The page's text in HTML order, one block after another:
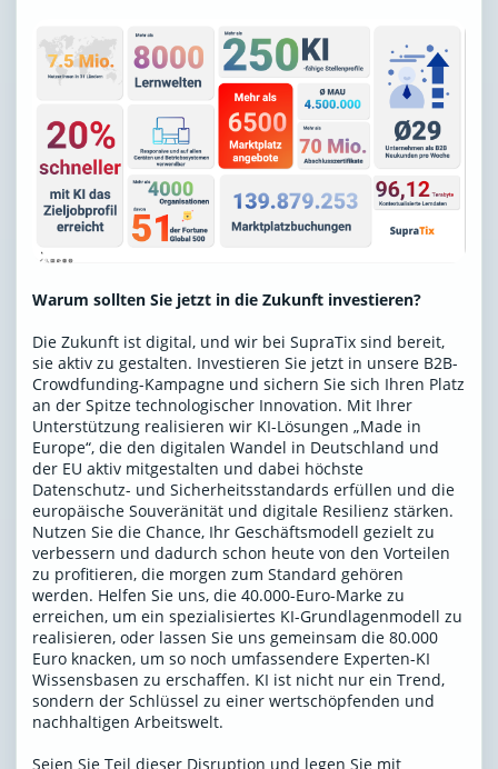
Warum sollten Sie jetzt in die Zukunft investieren?
Die Zukunft ist digital, und wir bei SupraTix sind bereit,
sie aktiv zu gestalten. Investieren Sie jetzt in unsere B2B-
Crowdfunding-Kampagne und sichern Sie sich Ihren Platz
an der Spitze technologischer Innovation. Mit Ihrer
Unterstützung realisieren wir KI-Lösungen „Made in
Europe“, die den digitalen Wandel in Deutschland und
der EU aktiv mitgestalten und dabei höchste
Datenschutz- und Sicherheitsstandards erfüllen und die
europäische Souveränität und digitale Resilienz stärken.
Nutzen Sie die Chance, Ihr Geschäftsmodell gezielt zu
verbessern und dadurch schon heute von den Vorteilen
zu profitieren, die morgen zum Standard gehören
werden. Helfen Sie uns, die 40.000-Euro-Marke zu
erreichen, um ein spezialisiertes KI-Grundlagenmodell zu
realisieren, oder lassen Sie uns gemeinsam die 80.000
Euro knacken, um so noch umfassendere Experten-KI
Wissensbasen zu erschaffen. KI ist nicht nur ein Trend,
sondern der Schlüssel zu einer wertschöpfenden und
nachhaltigen Arbeitswelt.
Seien Sie Teil dieser Disruption und legen Sie mit